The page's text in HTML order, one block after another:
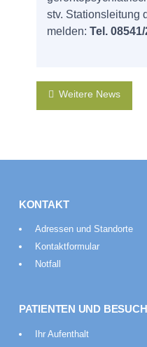
stv. Stationsleitung
melden: Tel.
Weitere News
KONTAKT
Adressen und Standorte
Kontaktformular
Notfall
PATIENTEN UND
Ihr Aufenthalt